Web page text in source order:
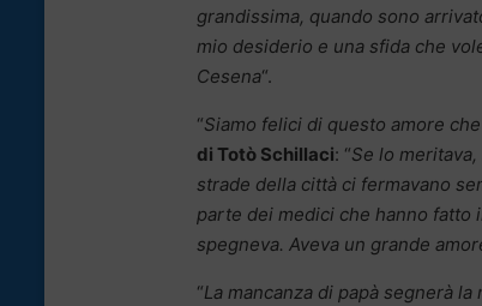
grandissima, quando sono
mio desiderio e una sfida che
Cesena“.
“Siamo felici di questo amore
di Totò Schillaci: “Se lo
strade della città ci fermavano
parte dei medici che hanno fatto
spegneva. Aveva un grande
“La mancanza di papà segnerà